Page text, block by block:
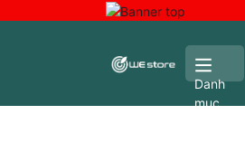
Danh
mục